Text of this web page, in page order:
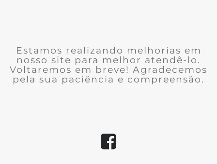
Estamos realizando melhorias em
nosso site para melhor atendê-lo.
Voltaremos em breve! Agradecemos
pela sua paciência e compreensão.